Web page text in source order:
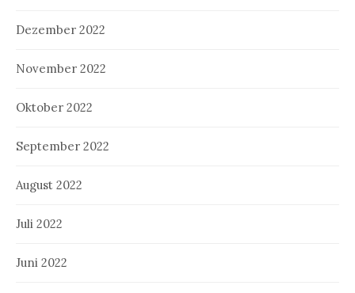
Dezember 2022
November 2022
Oktober 2022
September 2022
August 2022
Juli 2022
Juni 2022